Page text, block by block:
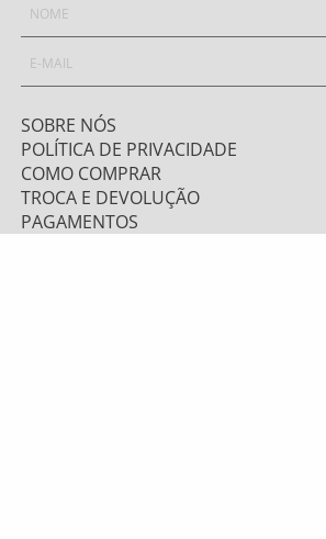
SOBRE NÓS
POLÍTICA DE PRIVACIDADE
COMO COMPRAR
TROCA E DEVOLUÇÃO
PAGAMENTOS